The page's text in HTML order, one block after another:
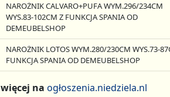
NAROŻNIK CALVARO+PUFA WYM.296/234CM
WYS.83-102CM Z FUNKCJA SPANIA OD
DEMEUBELSHOP
NAROŻNIK LOTOS WYM.280/230CM WYS.73-
FUNKCJA SPANIA OD DEMEUBELSHOP
więcej na ogłoszenia.niedziela.nl